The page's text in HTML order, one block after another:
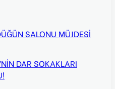
SALONU MÜJDESİ
DAR SOKAKLARI